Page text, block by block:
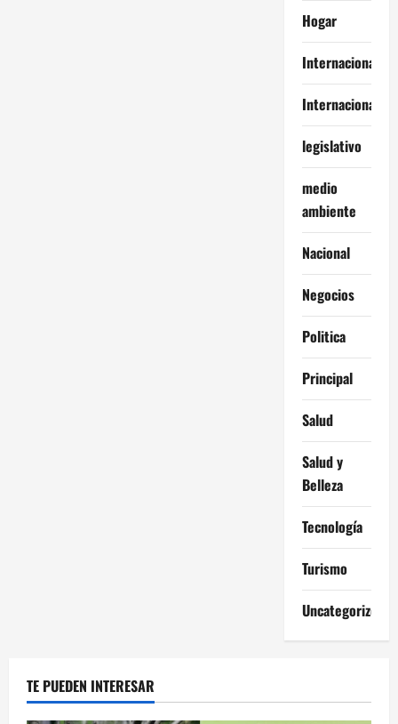
Hogar
Internacional
Internacionales
legislativo
medio
ambiente
Nacional
Negocios
Politica
Principal
Salud
Salud y
Belleza
Tecnología
Turismo
Uncategorized
TE PUEDEN INTERESAR